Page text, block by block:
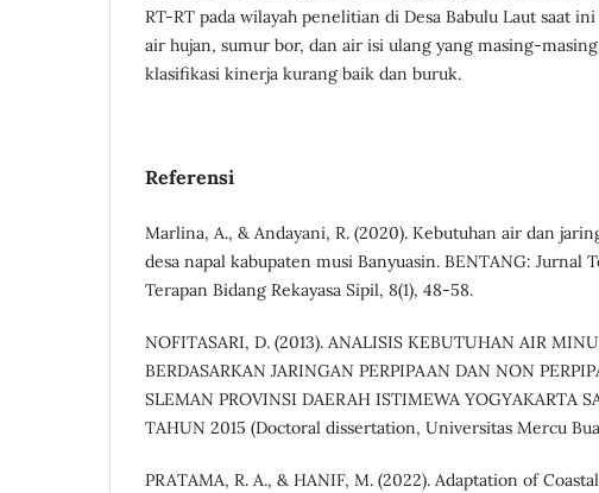
RT-RT pada wilayah penelitian di Desa Babulu Laut saat
air hujan, sumur bor, dan air isi ulang yang masing-
klasifikasi kinerja kurang baik dan buruk.
Referensi
Marlina, A., & Andayani, R. (2020). Kebutuhan air dan
desa napal kabupaten musi Banyuasin. BENTANG: Jurnal
Terapan Bidang Rekayasa Sipil, 8(1), 48-58.
NOFITASARI, D. (2013). ANALISIS KEBUTUHAN AIR
BERDASARKAN JARINGAN PERPIPAAN DAN NON
SLEMAN PROVINSI DAERAH ISTIMEWA YOGYAKARTA
TAHUN 2015 (Doctoral dissertation, Universitas Mercu
PRATAMA, R. A., & HANIF, M. (2022). Adaptation of